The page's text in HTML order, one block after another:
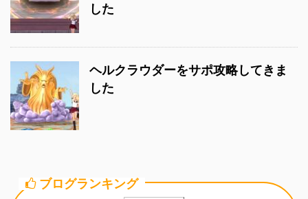
した
ヘルクラウダーをサポ攻略してきま
した
ブログランキング